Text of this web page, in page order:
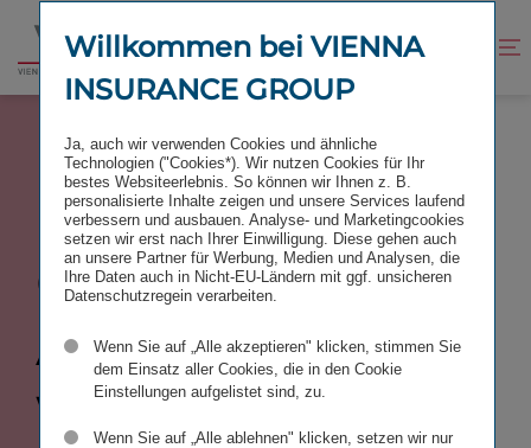
Inhalt
springen
Fußzeile
springen
Zur
Startseite
Kontrast
GENERATIONEN
Genera­tionen
A bis Zsind
will­kommen
Willkommen bei VIENNA
INSURANCE GROUP
Ja, auch wir verwenden Cookies und ähnliche
Technologien ("Cookies*). Wir nutzen Cookies für Ihr
bestes Websiteerlebnis. So können wir Ihnen z. B.
personalisierte Inhalte zeigen und unsere Services laufend
verbessern und ausbauen. Analyse- und Marketingcookies
setzen wir erst nach Ihrer Einwilligung. Diese gehen auch
an unsere Partner für Werbung, Medien und Analysen, die
Ihre Daten auch in Nicht-EU-Ländern mit ggf. unsicheren
Datenschutzregein verarbeiten.
Wenn Sie auf „Alle akzeptieren" klicken, stimmen Sie
dem Einsatz aller Cookies, die in den Cookie
Einstellungen aufgelistet sind, zu.
Wenn Sie auf „Alle ablehnen" klicken, setzen wir nur